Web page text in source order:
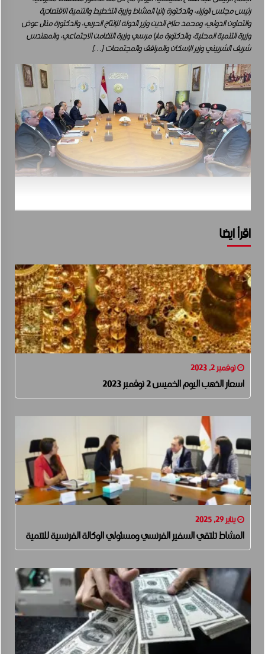
رئيس مجلس الوزراء، والدكتورة رانيا المشاط وزيرة التخطيط والتنمية الاقتصادية
والتعاون الدولي، ومحمد صلاح الدين وزير الدولة للإنتاج الحربي، والدكتورة منال عوض
وزيرة التنمية المحلية، والدكتورة مايا مرسي وزيرة التضامن الاجتماعي، والمهندس
شريف الشربيني وزير الإسكان والمرافق والمجتمعات […]
اقرأ ايضا
نوفمبر 2, 2023
اسعار الذهب اليوم الخميس 2 نوفمبر 2023
يناير 29, 2025
المشاط تلتقي السفير الفرنسي ومسئولي الوكالة الفرنسية للتنمية